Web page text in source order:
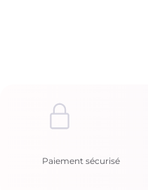
Paiement sécurisé